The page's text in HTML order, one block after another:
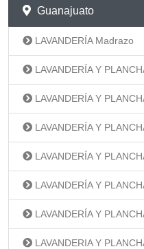
Guanajuato
LAVANDERÍA Madrazo
LAVANDERÍA Y
LAVANDERÍA Y
LAVANDERÍA Y
LAVANDERÍA Y
LAVANDERÍA Y
LAVANDERÍA Y
LAVANDERIA Y